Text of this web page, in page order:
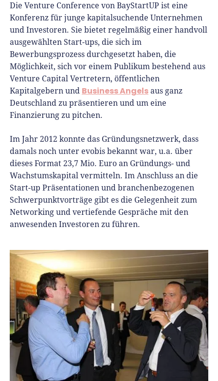
Gründerlandschaft. Seine Mission:
Gründerinnen und Gründern praxisnahe
Inhalte und echte Insights an die Hand zu
geben. Das tut er als Chefredakteur,
Podcast-Host, Webinar-Moderator und auf
unserem YouTube-Kanal.
Er ist Interviewpartner in anderen Medien
und verfasst Fachbeiträge zu
Gründungsthemen.
Die Venture Conference von BayStartUP ist eine
Konferenz für junge kapitalsuchende Unternehmen
und Investoren. Sie bietet regelmäßig einer handvoll
ausgewählten Start-ups, die sich im
Bewerbungsprozess durchgesetzt haben, die
Möglichkeit, sich vor einem Publikum bestehend aus
Venture Capital Vertretern, öffentlichen
Kapitalgebern und Business Angels aus ganz
Deutschland zu präsentieren und um eine
Finanzierung zu pitchen.
Im Jahr 2012 konnte das Gründungsnetzwerk, dass
damals noch unter evobis bekannt war, u.a. über
dieses Format 23,7 Mio. Euro an Gründungs- und
Wachstumskapital vermitteln. Im Anschluss an die
Start-up Präsentationen und branchenbezogenen
Schwerpunktvorträge gibt es die Gelegenheit zum
Networking und vertiefende Gespräche mit den
anwesenden Investoren zu führen.